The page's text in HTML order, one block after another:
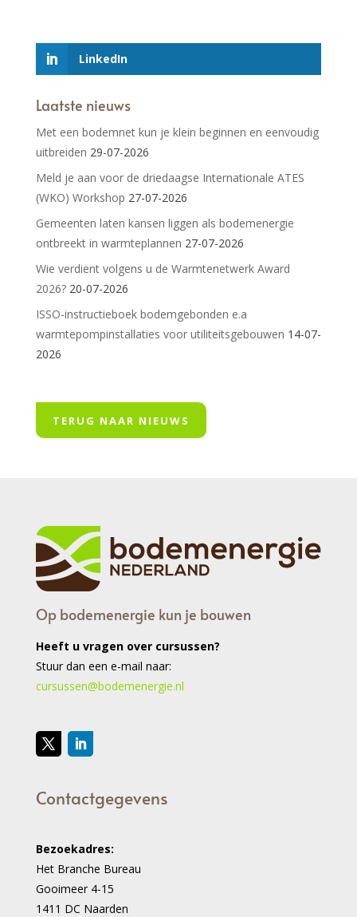
LinkedIn
Laatste nieuws
Met een bodemnet kun je klein beginnen en eenvoudig
uitbreiden 29-07-2026
Meld je aan voor de driedaagse Internationale ATES
(WKO) Workshop 27-07-2026
Gemeenten laten kansen liggen als bodemenergie
ontbreekt in warmteplannen 27-07-2026
Wie verdient volgens u de Warmtenetwerk Award
2026? 20-07-2026
ISSO-instructieboek bodemgebonden e.a
warmtepompinstallaties voor utiliteitsgebouwen 14-07-
2026
TERUG NAAR NIEUWS
Op bodemenergie kun je bouwen
Heeft u vragen over cursussen?
Stuur dan een e-mail naar:
cursussen@bodemenergie.nl
Contactgegevens
Bezoekadres:
Het Branche Bureau
Gooimeer 4-15
1411 DC Naarden